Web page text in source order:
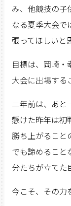
み、他競技の子
なる夏季大会で
張ってほしいと
目標は、岡崎・
大会に出場する
二年前は、あと
懸けた昨年は初
勝ち上がること
でも諦めること
分たちが立てた
今こそ、その力